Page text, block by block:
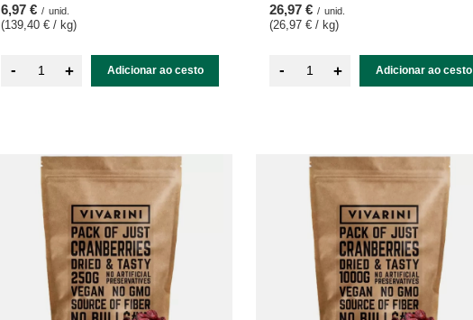
6,97 € / unid.
(139,40 € / kg)
- + Adicionar ao cesto
26,97 € / unid.
(26,97 € / kg)
- + Adicionar ao cesto